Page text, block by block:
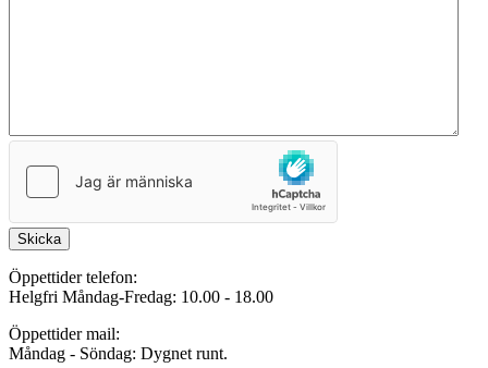
Skicka
Öppettider telefon:
Helgfri Måndag-Fredag: 10.00 - 18.00
Öppettider mail:
Måndag - Söndag: Dygnet runt.